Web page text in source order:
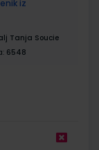
iz
Tanja Soucie
6548